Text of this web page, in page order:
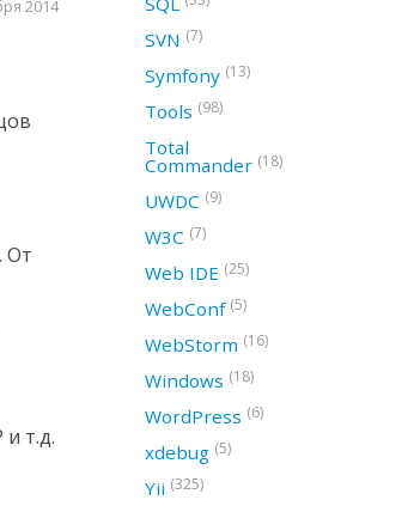
2014
От
и т.д.
SVN (7)
Symfony (13)
Tools (98)
Total
Commander (18)
UWDC (9)
W3C (7)
Web IDE (25)
WebConf (5)
WebStorm (16)
Windows (18)
WordPress (6)
xdebug (5)
Yii (325)